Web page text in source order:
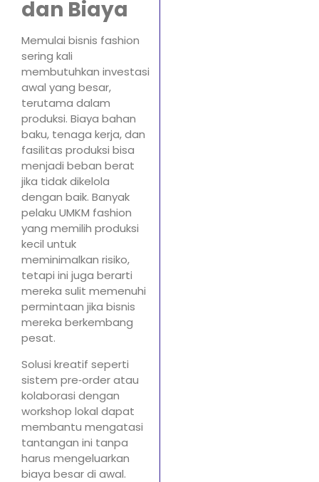
dan Biaya
Memulai bisnis fashion
sering kali
membutuhkan investasi
awal yang besar,
terutama dalam
produksi. Biaya bahan
baku, tenaga kerja, dan
fasilitas produksi bisa
menjadi beban berat
jika tidak dikelola
dengan baik. Banyak
pelaku UMKM fashion
yang memilih produksi
kecil untuk
meminimalkan risiko,
tetapi ini juga berarti
mereka sulit memenuhi
permintaan jika bisnis
mereka berkembang
pesat.
Solusi kreatif seperti
sistem pre‑order atau
kolaborasi dengan
workshop lokal dapat
membantu mengatasi
tantangan ini tanpa
harus mengeluarkan
biaya besar di awal.